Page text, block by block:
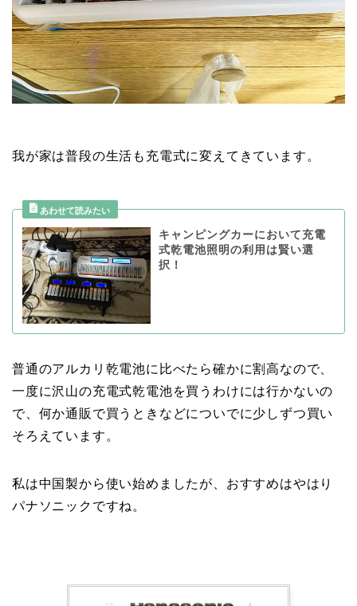
我が家は普段の生活も充電式に変えてきています。
キャンピングカーにおいて充電
式乾電池照明の利用は賢い選
択！
普通のアルカリ乾電池に比べたら確かに割高なので、
一度に沢山の充電式乾電池を買うわけには行かないの
で、何か通販で買うときなどについでに少しずつ買い
そろえています。
私は中国製から使い始めましたが、おすすめはやはり
パナソニックですね。